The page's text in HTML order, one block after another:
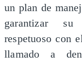
un plan de
garantizar
respetuoso con
llamado a